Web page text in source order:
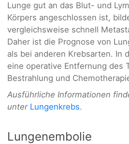
Lunge gut an das Blut- und
Körpers angeschlossen ist,
vergleichsweise schnell
Daher ist die Prognose von
als bei anderen Krebsarten. In
eine operative Entfernung des
Bestrahlung und
Ausführliche Informationen
unter Lungenkrebs.
Lungenembolie